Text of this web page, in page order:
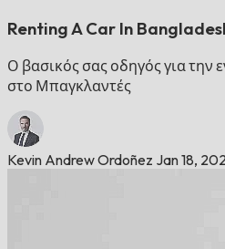
Renting A Car In
Ο βασικός σας οδηγός για την
στο Μπαγκλαντές
Kevin Andrew Ordoñez Jan 18,